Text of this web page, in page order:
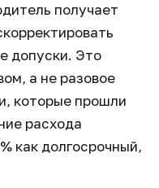
получает
допуски. Это
а не разовое
которые прошли
расхода
как долгосрочный,